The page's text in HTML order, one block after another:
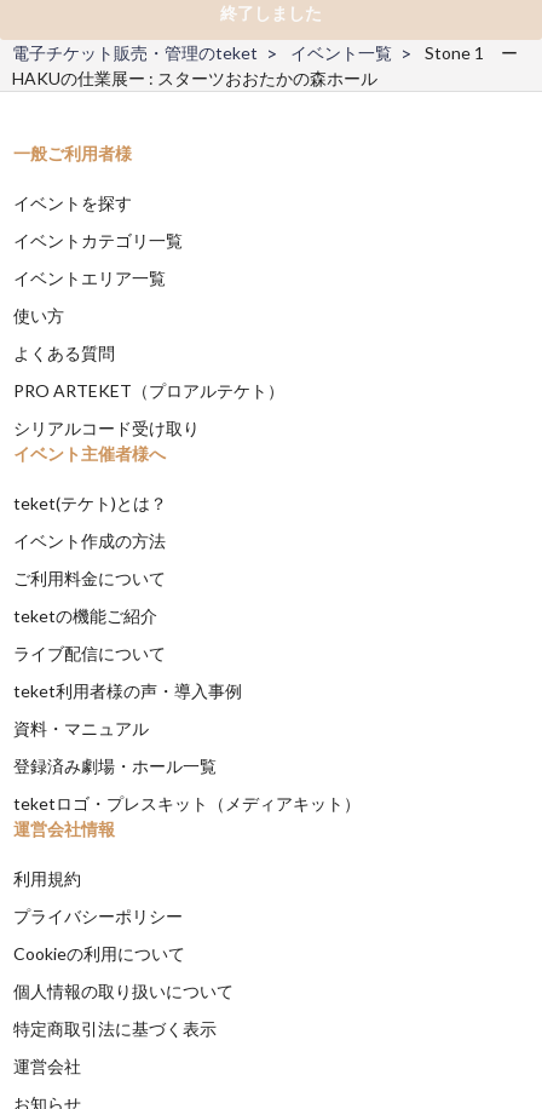
終了しました
電子チケット販売・管理のteket
イベント一覧
Stone 1 ー
HAKUの仕業展ー : スターツおおたかの森ホール
一般ご利用者様
イベントを探す
イベントカテゴリ一覧
イベントエリア一覧
使い方
よくある質問
PRO ARTEKET（プロアルテケト）
シリアルコード受け取り
イベント主催者様へ
teket(テケト)とは？
イベント作成の方法
ご利用料金について
teketの機能ご紹介
ライブ配信について
teket利用者様の声・導入事例
資料・マニュアル
登録済み劇場・ホール一覧
teketロゴ・プレスキット（メディアキット）
運営会社情報
利用規約
プライバシーポリシー
Cookieの利用について
個人情報の取り扱いについて
特定商取引法に基づく表示
運営会社
お知らせ